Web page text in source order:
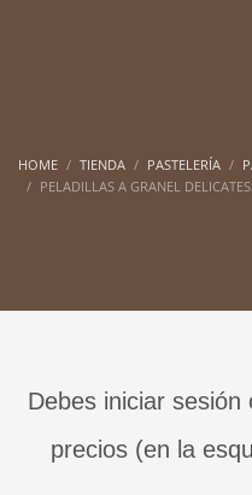
HOME TIENDA PASTELERÍA
PELADILLAS A GRANEL
Debes iniciar
precios (en la